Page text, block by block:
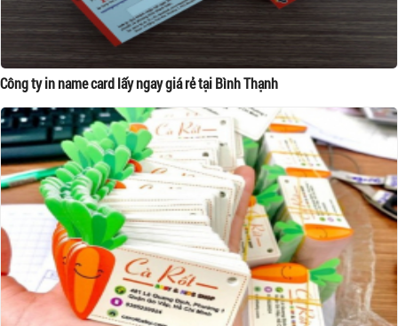
Công ty in name card lấy ngay giá rẻ tại Bình Thạnh